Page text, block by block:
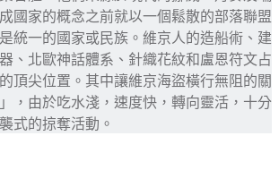
國家的概念之前就以一個鬆散的部落聯盟
統一的國家或民族。維京人的造船術、建
、北歐神話體系、針織花紋和盧恩符文占
頂尖位置。其中讓維京海盜橫行無阻的關
，由於吃水淺，速度快，轉向靈活，十分
式的掠奪活動。